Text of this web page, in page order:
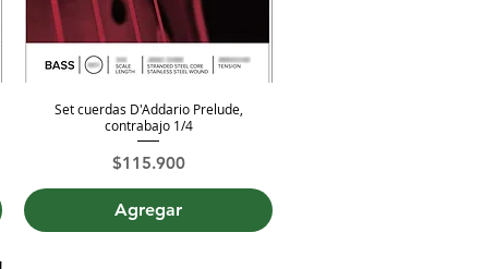
Vista rápida
Set cuerdas D'Addario Prelude,
contrabajo 1/4
Precio
$115.900
Agregar